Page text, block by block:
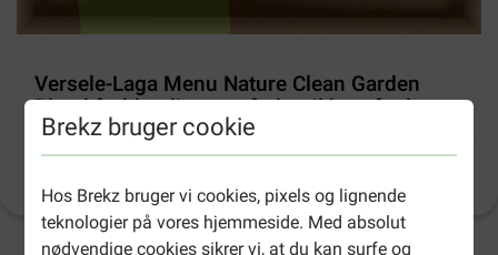
Brekz bruger cookie
Hos Brekz bruger vi cookies, pixels og lignende
teknologier på vores hjemmeside. Med absolut
nødvendige cookies sikrer vi, at du kan surfe og
Versele-Laga Menu Nature Clean Garden
Blend frøblanding strøfoder til havefugle